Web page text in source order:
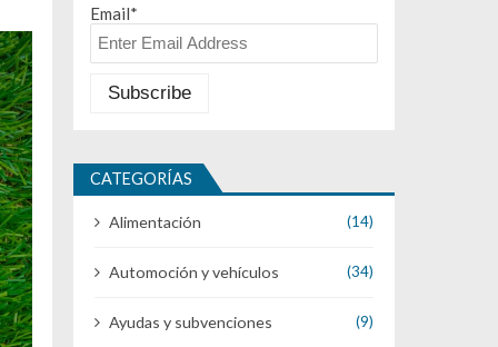
Email*
CATEGORÍAS
Alimentación (14)
Automoción y vehículos (34)
Ayudas y subvenciones (9)